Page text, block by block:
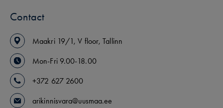
Contact
Maakri 19/1,V floor,Tallinn
Mon-Fri 9.00-18.00
+372 627 2600
arikinnisvara@uusmaa.ee